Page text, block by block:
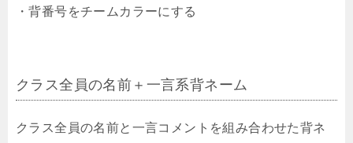
・背番号をチームカラーにする
クラス全員の名前＋一言系背ネーム
クラス全員の名前と一言コメントを組み合わせた背ネ